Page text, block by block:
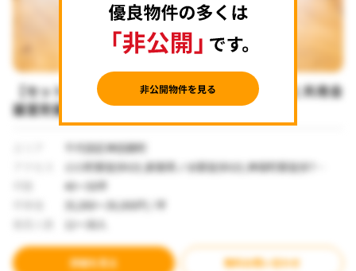
【セットアップ 小川町駅徒歩6分】屋上テラスと共用会
議室完備のデザインオフィス
千代田区神田錦町
小川町駅徒歩6分,新御茶ノ水駅徒歩6分,神保町駅徒歩7分,
神田駅徒歩12分
40～50坪
35,000～39,000円 / 坪
11～30人
詳細を見る 無料お問い合わせ